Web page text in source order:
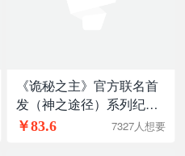
《诡秘之主》官方联名首
发（神之途径）系列纪念
周边
￥83.6 7327人想要